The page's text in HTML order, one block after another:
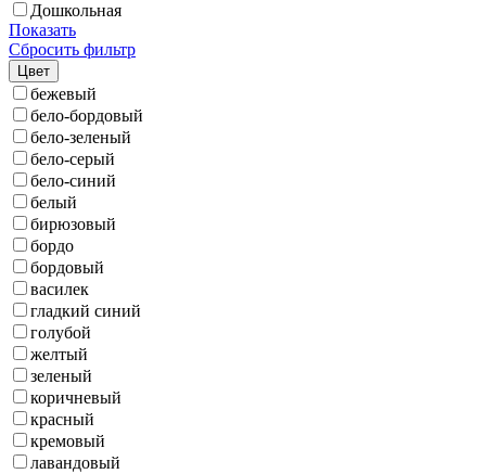
Дошкольная
Показать
Сбросить фильтр
Цвет
бежевый
бело-бордовый
бело-зеленый
бело-серый
бело-синий
белый
бирюзовый
бордо
бордовый
василек
гладкий синий
голубой
желтый
зеленый
коричневый
красный
кремовый
лавандовый